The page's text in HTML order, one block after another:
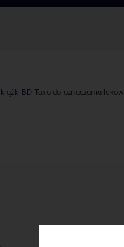
BD Taxo do oznaczania